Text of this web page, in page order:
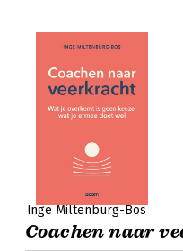
Inge Miltenburg-Bos
Coachen naar